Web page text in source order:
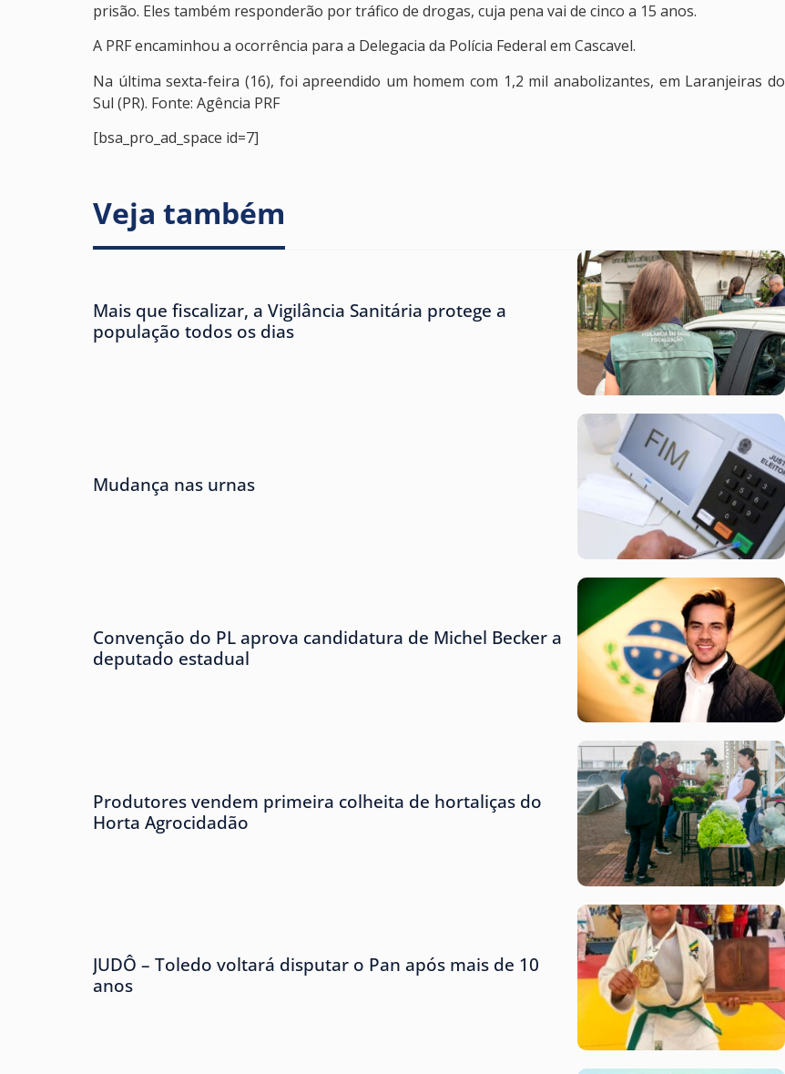
prisão. Eles também responderão por tráfico de drogas, cuja pena vai de cinco a 15 anos.
A PRF encaminhou a ocorrência para a Delegacia da Polícia Federal em Cascavel.
Na última sexta-feira (16), foi apreendido um homem com 1,2 mil anabolizantes, em Laranjeiras do
Sul (PR). Fonte: Agência PRF
[bsa_pro_ad_space id=7]
Veja também
Mais que fiscalizar, a Vigilância Sanitária protege a
população todos os dias
Mudança nas urnas
Convenção do PL aprova candidatura de Michel Becker a
deputado estadual
Produtores vendem primeira colheita de hortaliças do
Horta Agrocidadão
JUDÔ – Toledo voltará disputar o Pan após mais de 10
anos